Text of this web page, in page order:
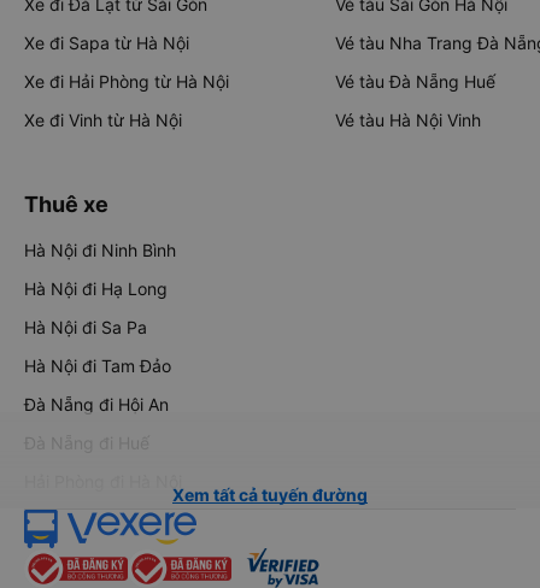
Xe đi Đà Lạt từ Sài Gòn
Xe đi Sapa từ Hà Nội
Xe đi Hải Phòng từ Hà Nội
Xe đi Vinh từ Hà Nội
Vé tàu Sài Gòn Hà Nội
Vé tàu Nha Trang Đà
Vé tàu Đà Nẵng Huế
Vé tàu Hà Nội Vinh
Thuê xe
Hà Nội đi Ninh Bình
Hà Nội đi Hạ Long
Hà Nội đi Sa Pa
Hà Nội đi Tam Đảo
Đà Nẵng đi Hội An
Xem tất cả tuyến đường